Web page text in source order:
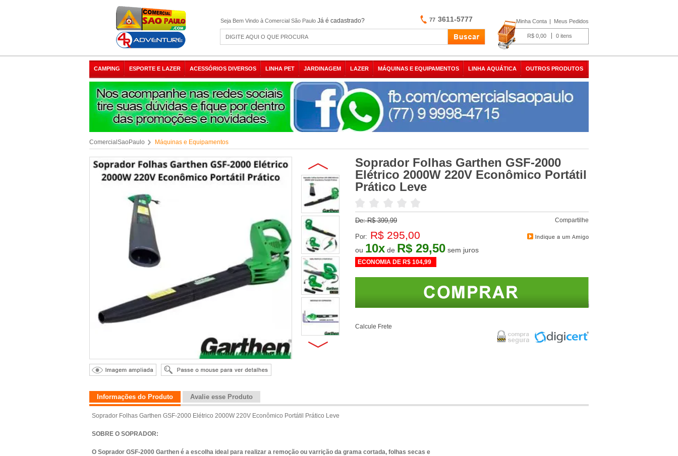
Seja Bem Vindo à Comercial São Paulo Já é cadastrado? 77 3611-5777 Minha Conta Meus Pedidos
0
R$ 0,00
CAMPING ESPORTE E LAZER ACESSÓRIOS DIVERSOS LINHA PET JARDINAGEM LAZER MÁQUINAS E EQUIPAMENTOS LINHA AQUÁTICA OUTROS PRODUTOS
ComercialSaoPaulo Máquinas e Equipamentos
Soprador Folhas Garthen GSF-2000
Elétrico 2000W 220V Econômico Portátil
Prático Leve
De:R$ 399,99
Por: R$ 295,00
ou 10x de R$ 29,50
ECONOMIA DE R$ 104,99
Compartilhe
Calcule Frete
Informações do Produto Avalie esse Produto
Soprador Folhas Garthen GSF-2000 Elétrico 2000W 220V Econômico Portátil Prático Leve
SOBRE O SOPRADOR:
O Soprador GSF-2000 Garthen é a escolha ideal para realizar a remoção ou varrição da grama cortada, folhas secas e